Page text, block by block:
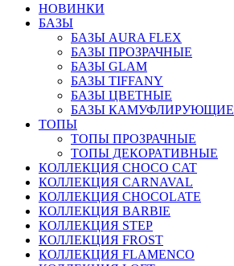
НОВИНКИ
БАЗЫ
БАЗЫ AURA FLEX
БАЗЫ ПРОЗРАЧНЫЕ
БАЗЫ GLAM
БАЗЫ TIFFANY
БАЗЫ ЦВЕТНЫЕ
БАЗЫ КАМУФЛИРУЮЩИЕ
ТОПЫ
ТОПЫ ПРОЗРАЧНЫЕ
ТОПЫ ДЕКОРАТИВНЫЕ
КОЛЛЕКЦИЯ CHOCO CAT
КОЛЛЕКЦИЯ CARNAVAL
КОЛЛЕКЦИЯ CHOCOLATE
КОЛЛЕКЦИЯ BARBIE
КОЛЛЕКЦИЯ STEP
КОЛЛЕКЦИЯ FROST
КОЛЛЕКЦИЯ FLAMENCO